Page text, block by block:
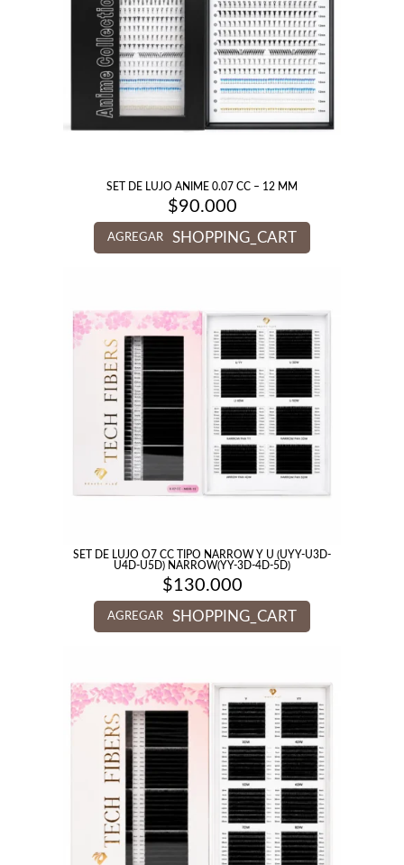
SET DE LUJO ANIME 0.07 CC – 12 MM
$90.000
AGREGAR SHOPPING_CART
SET DE LUJO O7 CC TIPO NARROW Y U (UYY-U3D-
U4D-U5D) NARROW(YY-3D-4D-5D)
$130.000
AGREGAR SHOPPING_CART